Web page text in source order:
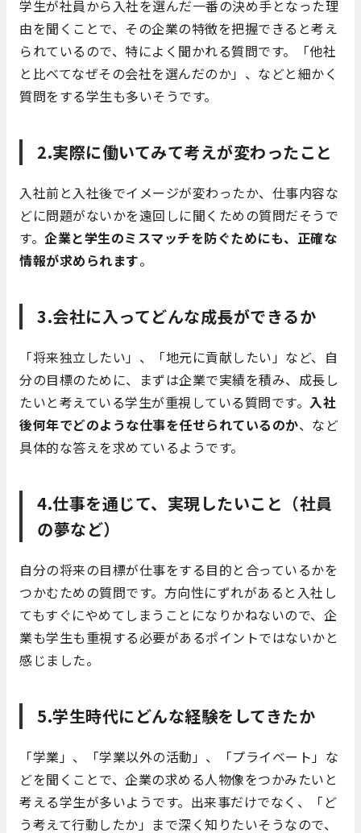
学生が社員から入社を選んだ一番の決め手となった理
由を聞くことで、その企業の特徴を把握できると考え
られているので、特によく聞かれる質問です。「他社
と比べてなぜその会社を選んだのか」、などと細かく
質問をする学生も多いそうです。
2.実際に働いてみて考えが変わったこと
入社前と入社後でイメージが変わったか、仕事内容な
どに問題がないかを遠回しに聞くための質問だそうで
す。 企業と学生のミスマッチを防ぐためにも、正確な
情報が求められます。
3.会社に入ってどんな成長ができるか
「将来独立したい」、「地元に貢献したい」など、自
分の目標のために、まずは企業で実績を積み、成長し
たいと考えている学生が重視している質問です。 入社
後何年でどのような仕事を任せられているのか、など
具体的な答えを求めているようです。
4.仕事を通じて、実現したいこと（社員
の夢など）
自分の将来の目標が仕事をする目的と合っているかを
つかむための質問です。方向性にずれがあると入社し
てもすぐにやめてしまうことになりかねないので、企
業も学生も重視する必要があるポイントではないかと
感じました。
5.学生時代にどんな経験をしてきたか
「学業」、「学業以外の活動」、「プライベート」な
どを聞くことで、企業の求める人物像をつかみたいと
考える学生が多いようです。出来事だけでなく、「ど
う考えて行動したか」まで深く知りたいそうなので、